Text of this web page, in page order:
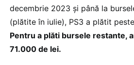
decembrie 2023 și până la
(plătite în iulie), PS3 a plătit
Pentru a plăti bursele restante,
71.000 de lei.